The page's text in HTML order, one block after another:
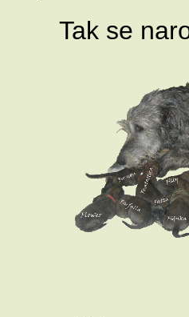
Tak se